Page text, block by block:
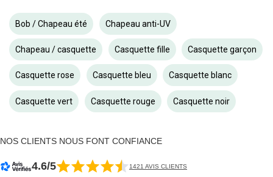
Bob / Chapeau été Chapeau anti-UV
Chapeau / casquette Casquette fille Casquette garçon
Casquette rose Casquette bleu Casquette blanc
Casquette vert Casquette rouge Casquette noir
NOS CLIENTS NOUS FONT CONFIANCE
4.6/5 1421 AVIS CLIENTS